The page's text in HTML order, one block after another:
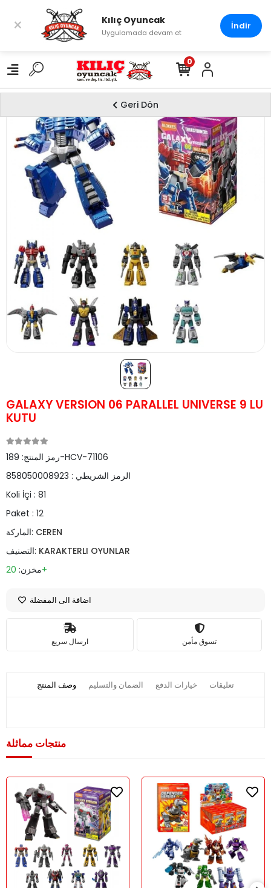
0
Geri Dön
GALAXY VERSION 06 PARALLEL UNIVERSE 9 LU
KUTU
رمز المنتج:189-HCV-71106
الرمز الشريطي : 858050008923
Koli İçi : 81
Paket : 12
الماركة: CEREN
التصنيف: KARAKTERLI OYUNLAR
مخزن:20+
اضافة الى المفضلة
ارسال سريع تسوق مأمن
وصف المنتج الضمان والتسليم خيارات الدفع تعليقات
منتجات مماثلة
× Kılıç Oyuncak
Uygulamada devam et
İndir